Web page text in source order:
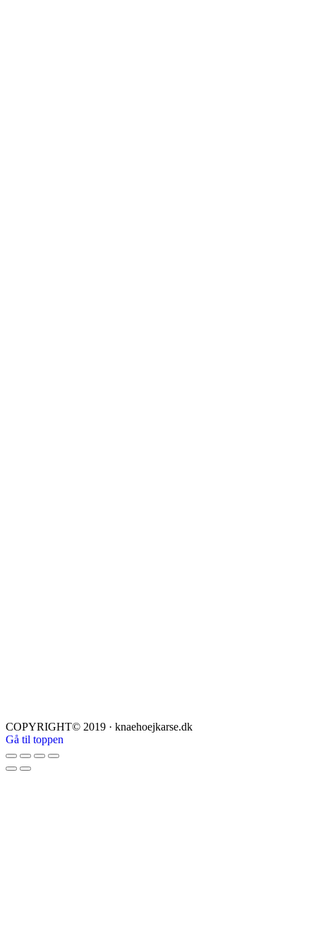
COPYRIGHT© 2019 · knaehoejkarse.dk
Gå til toppen